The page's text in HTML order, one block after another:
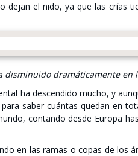
dejan el nido, ya que las crías
disminuido dramáticamente en
ha descendido mucho, y
saber cuántas quedan en
contando desde Europa
en las ramas o copas de los